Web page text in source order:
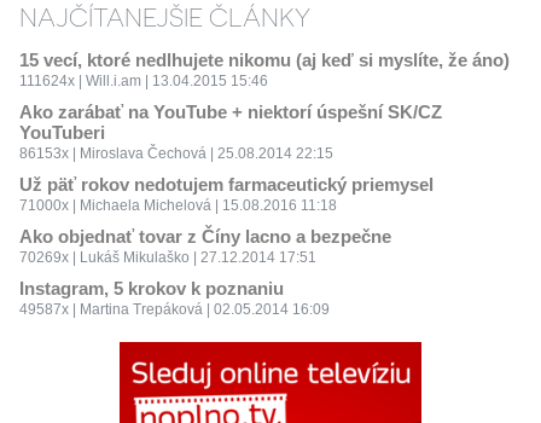
NAJČÍTANEJŠIE ČLÁNKY
15 vecí, ktoré nedlhujete nikomu (aj keď si myslíte, že áno)
111624x | Will.i.am | 13.04.2015 15:46
Ako zarábať na YouTube + niektorí úspešní SK/CZ
YouTuberi
86153x | Miroslava Čechová | 25.08.2014 22:15
Už päť rokov nedotujem farmaceutický priemysel
71000x | Michaela Michelová | 15.08.2016 11:18
Ako objednať tovar z Číny lacno a bezpečne
70269x | Lukáš Mikulaško | 27.12.2014 17:51
Instagram, 5 krokov k poznaniu
49587x | Martina Trepáková | 02.05.2014 16:09